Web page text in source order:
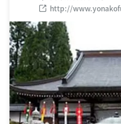
http://